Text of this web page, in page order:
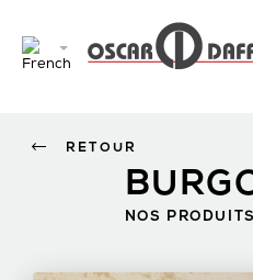
NOS PRODUITS
RETOUR